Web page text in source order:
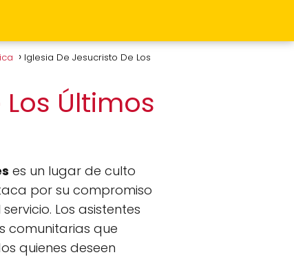
Iglesia De Jesucristo De Los
Últimos
es un lugar de culto
por su compromiso
Los asistentes
comunitarias que
quienes deseen